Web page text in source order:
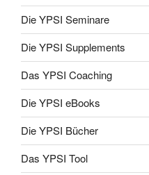
Die YPSI Seminare
Die YPSI Supplements
Das YPSI Coaching
Die YPSI eBooks
Die YPSI Bücher
Das YPSI Tool